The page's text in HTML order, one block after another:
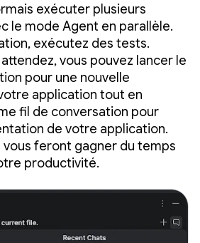
exécuter plusieurs
le mode Agent en parallèle.
exécutez des tests.
vous pouvez lancer le
pour une nouvelle
application tout en
fil de conversation pour
de votre application.
feront gagner du temps
productivité.